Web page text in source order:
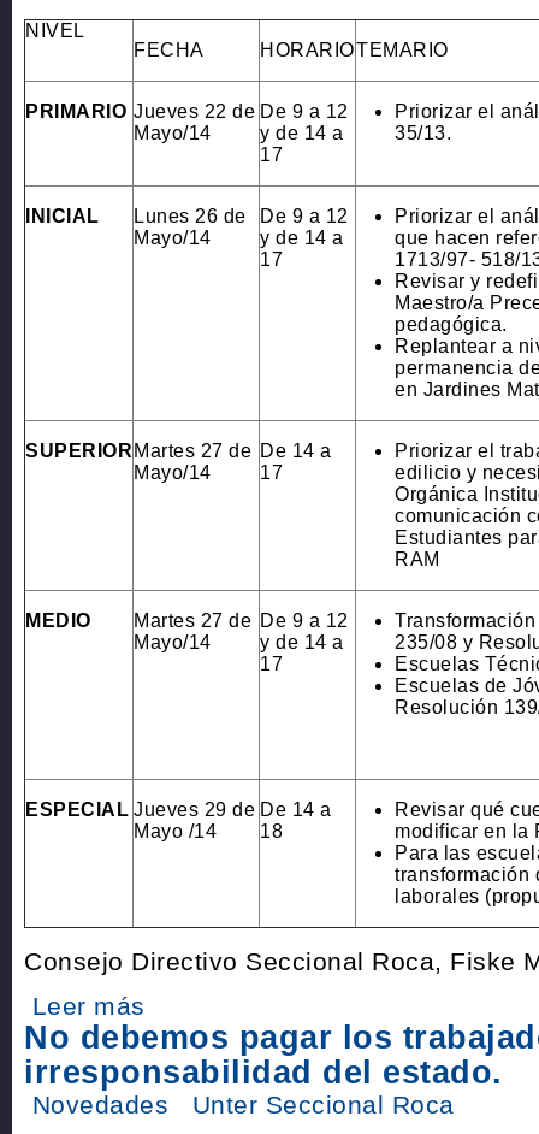
NIVEL
FECHA
HORARIOTEMARIO
PRIMARIO Jueves 22 de
Mayo/14
De 9 a 12
y de 14 a
17
Priorizar el
35/13.
INICIAL
Lunes 26 de
Mayo/14
De 9 a 12
y de 14 a
17
Priorizar el
que hacen
1713/97- 518/
Revisar y
Maestro/a
pedagógica.
Replantear a
permanencia
en Jardines
SUPERIOR Martes 27 de
Mayo/14
De 14 a
17
Priorizar el
edilicio y
Orgánica
comunicación
Estudiantes
RAM
MEDIO
Martes 27 de
Mayo/14
De 9 a 12
y de 14 a
17
235/08 y
Escuelas
Escuelas de
Resolución
ESPECIAL Jueves 29 de
Mayo /14
De 14 a
18
Revisar qué
modificar en la
Para las
transformación
laborales
Consejo Directivo Seccional Roca, Fiske
Leer más
No debemos pagar los
irresponsabilidad del estado.
Novedades
Unter Seccional Roca